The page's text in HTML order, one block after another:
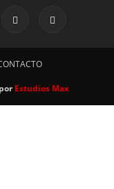
Estudios Max